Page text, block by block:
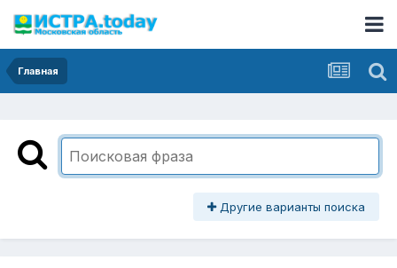
Главная
Другие варианты поиска